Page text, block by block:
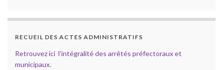
RECUEIL DES ACTES ADMINISTRATIFS
Retrouvez ici l’intégralité des arrêtés préfectoraux et
municipaux.